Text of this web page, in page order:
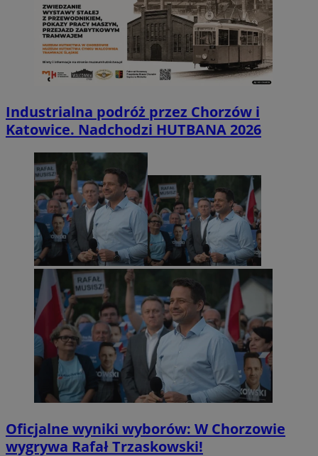
Industrialna podróż przez Chorzów i
Katowice. Nadchodzi HUTBANA 2026
Oficjalne wyniki wyborów: W Chorzowie
wygrywa Rafał Trzaskowski!